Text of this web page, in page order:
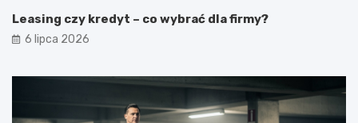
Leasing czy kredyt – co wybrać dla firmy?
6 lipca 2026